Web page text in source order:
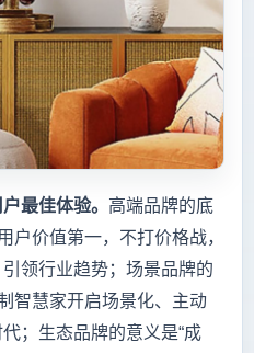
最佳体验。 高端品牌的底
户价值第一，不打价格战，
领行业趋势；场景品牌的
智慧家开启场景化、主动
；生态品牌的意义是“成